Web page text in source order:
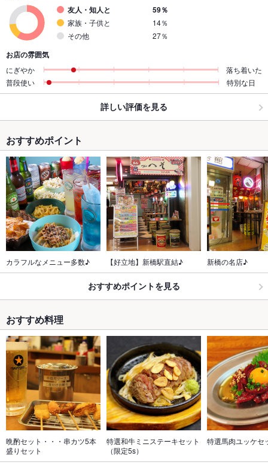
友人・知人と
59％
家族・子供と
14％
その他
27％
お店の雰囲気
にぎやか
落ち着いた
普段使い
特別な日
詳しい評価を見る
おすすめポイント
カラフルなメニュー多数♪ 【好立地】新橋駅直結♪ 新橋の名店♪
おすすめポイントを見る
おすすめ料理
晩酌セット・・・串カツ5本
盛りセット
特選和牛ミニステーキセット
（限定5s）
特選馬肉ユッケセ